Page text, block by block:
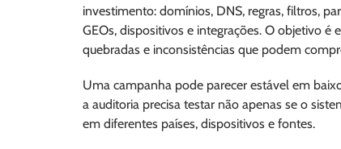
investimento: domínios, DNS, regras, filtros,
GEOs, dispositivos e integrações. O objetivo
quebradas e inconsistências que podem
Uma campanha pode parecer estável em
a auditoria precisa testar não apenas se o
em diferentes países, dispositivos e fontes.